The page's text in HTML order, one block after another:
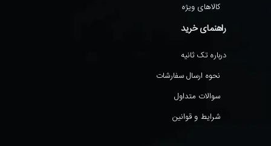
کالاهای ویژه
راهنمای خرید
درباره تک ثانیه
نحوه ارسال سفارشات
سوالات متداول
شرایط و قوانین